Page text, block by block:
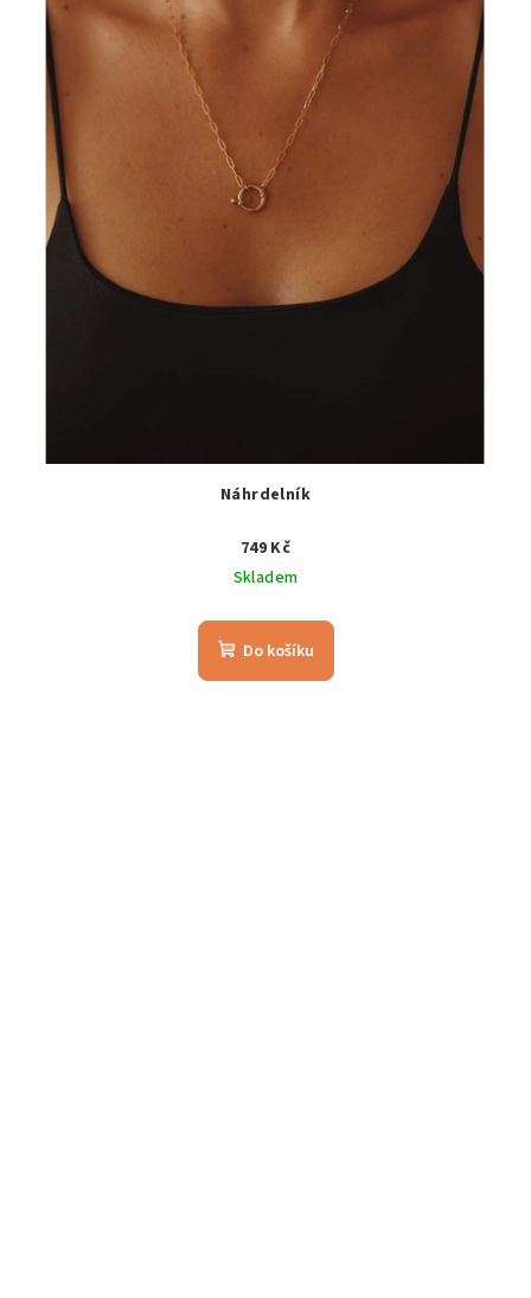
Náhrdelník
749 Kč
Skladem
Do košíku